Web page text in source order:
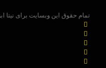
تمام حقوق این وبسایت برای نیتا